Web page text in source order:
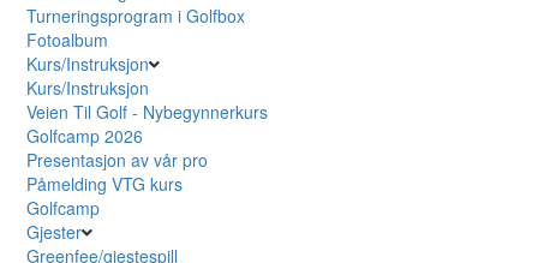
Turneringsprogram i Golfbox
Fotoalbum
Kurs/Instruksjon
Kurs/Instruksjon
Veien Til Golf - Nybegynnerkurs
Golfcamp 2026
Presentasjon av vår pro
Påmelding VTG kurs
Golfcamp
Gjester
Greenfee/gjestespill